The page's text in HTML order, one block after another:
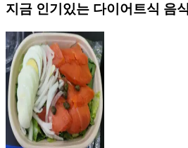
지금 인기있는 다이어트식 음